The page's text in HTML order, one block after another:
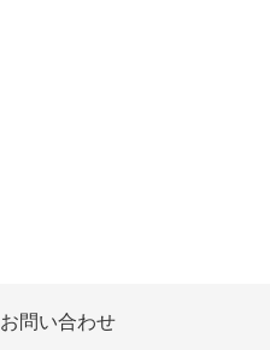
お問い合わせ